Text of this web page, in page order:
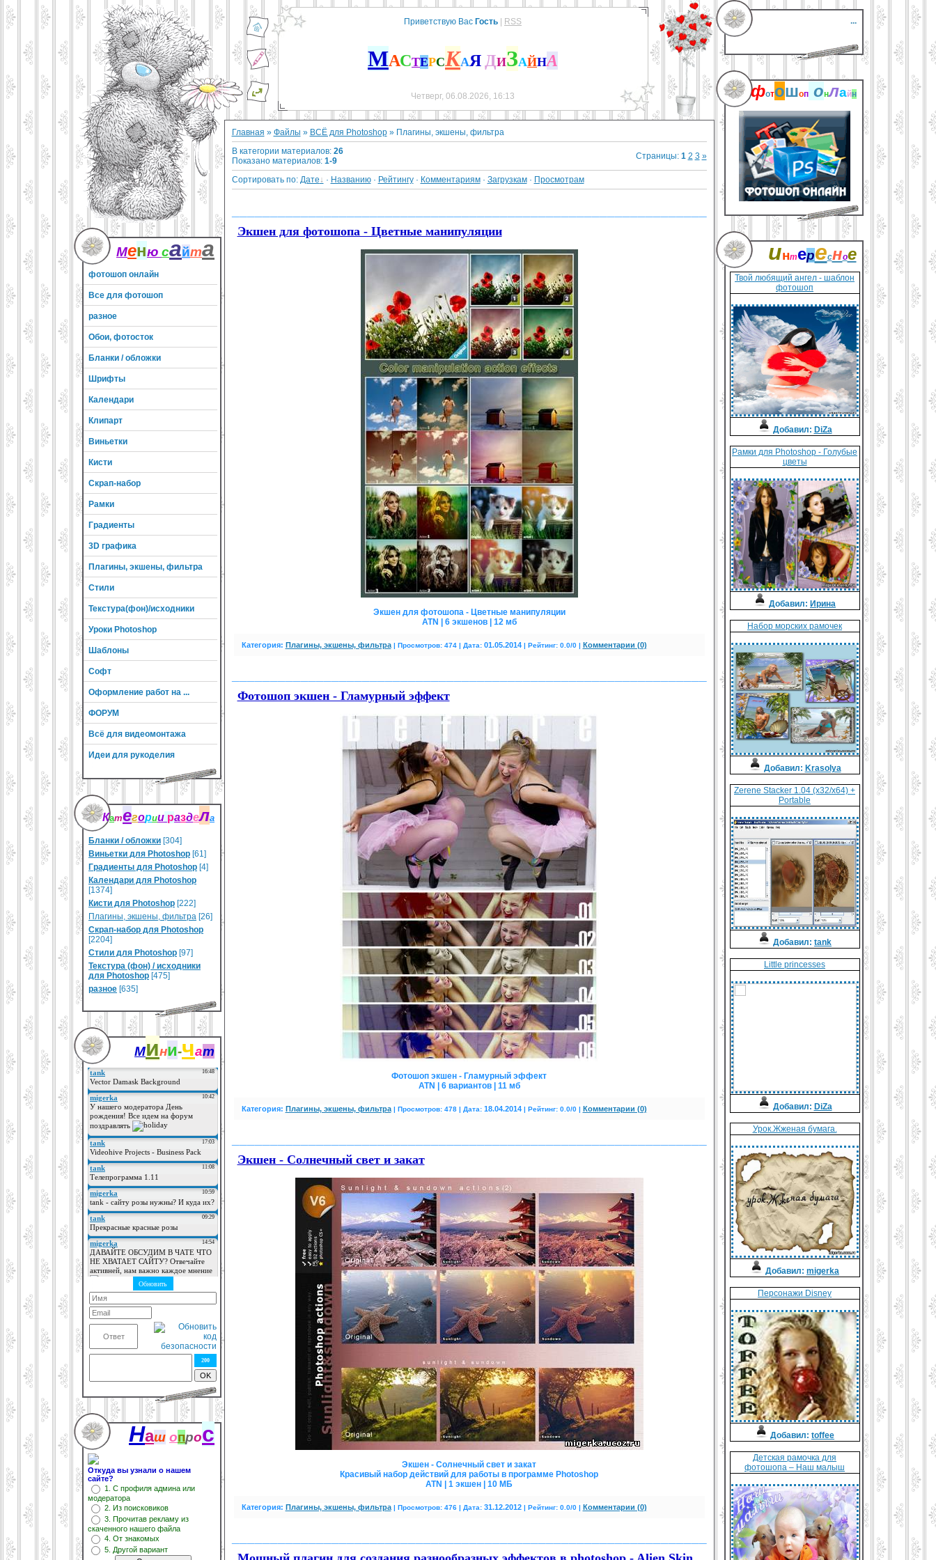
Меню сайта
фотошоп онлайн
Все для фотошоп
разное
Обои, фотосток
Бланки / обложки
Шрифты
Календари
Клипарт
Виньетки
Кисти
Скрап-набор
Рамки
Градиенты
3D графика
Плагины, экшены, фильтра
Стили
Текстура(фон)/исходники
Уроки Photoshop
Шаблоны
Софт
Оформление работ на ...
ФОРУМ
Всё для видеомонтажа
Идеи для рукоделия
Категории раздела
Бланки / обложки [304]
Виньетки для Photoshop [61]
Градиенты для Photoshop [4]
Календари для Photoshop
[1374]
Кисти для Photoshop [222]
Плагины, экшены, фильтра [26]
Скрап-набор для Photoshop
[2204]
Стили для Photoshop [97]
Текстура (фон) / исходники
для Photoshop [475]
разное [635]
Мини-чат
200
Наш опрос
Откуда вы узнали о нашем
сайте?
1. С профиля админа или
модератора
2. Из поисковиков
3. Прочитав рекламу из
скаченного нашего файла
4. От знакомых
5. Другой вариант
Приветствую Вас Гость RSS
МАСТЕРСКАЯ ДИЗАЙНА
Четверг, 06.08.2026, 16:13
Главная » Файлы » ВСЁ для Photoshop» Плагины, экшены, фильтра
В категории материалов: 26
Показано материалов: 1-9 Страницы: 1 2 3 »
Сортировать по: Дате · Названию· Рейтингу· Комментариям· Загрузкам· Просмотрам
Экшен для фотошопа - Цветные манипуляции
Экшен для фотошопа - Цветные манипуляции
ATN | 6 экшенов | 12 мб
Категория: Плагины, экшены, фильтра| Просмотров: 474 | Дата: 01.05.2014 | Рейтинг: 0.0/0 | Комментарии (0)
Фотошоп экшен - Гламурный эффект
Фотошоп экшен - Гламурный эффект
ATN | 6 вариантов | 11 мб
Категория: Плагины, экшены, фильтра| Просмотров: 478 | Дата: 18.04.2014 | Рейтинг: 0.0/0 | Комментарии (0)
Экшен - Солнечный свет и закат
Экшен - Солнечный свет и закат
Красивый набор действий для работы в программе Photoshop
ATN | 1 экшен | 10 МБ
Категория: Плагины, экшены, фильтра| Просмотров: 476 | Дата: 31.12.2012 | Рейтинг: 0.0/0 | Комментарии (0)
...
фотошопонлайн
интересное
Твой любящий ангел - шаблон
фотошоп
Добавил: DiZa
Рамки для Photoshop - Голубые
цветы
Добавил: Ирина
Набор морских рамочек
Добавил: Krasolya
Zerene Stacker 1.04 (x32/x64) +
Portable
Добавил: tank
Little princesses
Добавил: DiZa
Урок.Жженая бумага.
Добавил: migerka
Персонажи Disney
Добавил: toffee
Детская рамочка для
фотошопа – Наш малыш